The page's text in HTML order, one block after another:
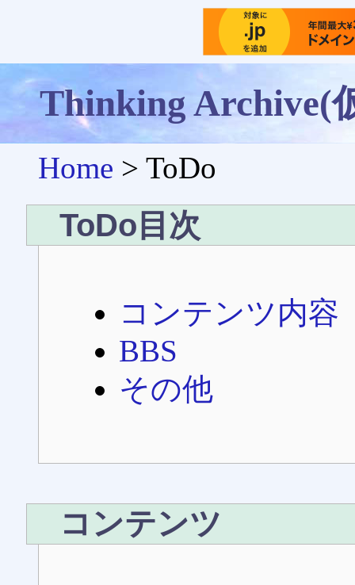
Thinking Archive(
Home > ToDo
ToDo目次
コンテンツ内容
BBS
その他
コンテンツ